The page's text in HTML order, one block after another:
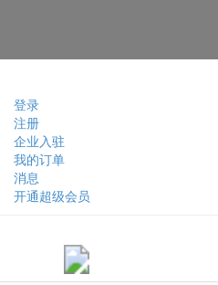
登录
注册
企业入驻
我的订单
消息
开通超级会员